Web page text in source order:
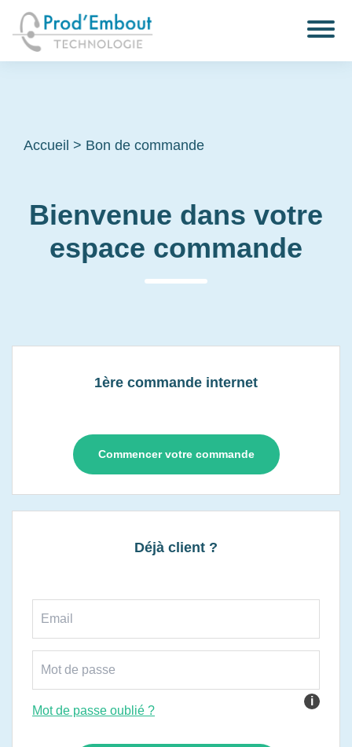
Accueil > Bon de commande
Bienvenue dans votre
espace commande
1ère commande internet
Commencer votre commande
Déjà client ?
i
Mot de passe oublié ?